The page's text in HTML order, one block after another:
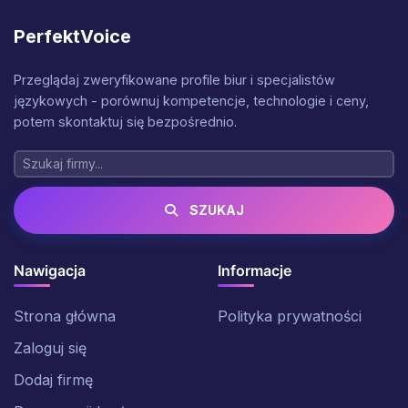
PerfektVoice
Przeglądaj zweryfikowane profile biur i specjalistów
językowych - porównuj kompetencje, technologie i ceny,
potem skontaktuj się bezpośrednio.
SZUKAJ
Nawigacja
Strona główna
Zaloguj się
Dodaj firmę
Informacje
Polityka prywatności